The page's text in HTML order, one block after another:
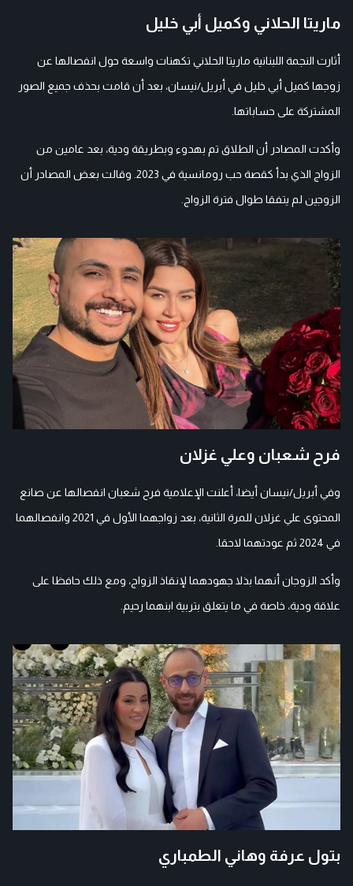
ماريتا الحلاني وكميل أبي خليل
أثارت النجمة اللبنانية ماريتا الحلاني تكهنات واسعة حول انفصالها عن
زوجها كميل أبي خليل في أبريل/نيسان، بعد أن قامت بحذف جميع الصور
المشتركة على حساباتها.
وأكدت المصادر أن الطلاق تم بهدوء وبطريقة ودية، بعد عامين من
الزواج الذي بدأ كقصة حب رومانسية في 2023. وقالت بعض المصادر أن
الزوجين لم يتفقا طوال فترة الزواج.
فرح شعبان وعلي غزلان
وفي أبريل/نيسان أيضا، أعلنت الإعلامية فرح شعبان انفصالها عن صانع
المحتوى علي غزلان للمرة الثانية، بعد زواجهما الأول في 2021 وانفصالهما
في 2024 ثم عودتهما لاحقا.
وأكد الزوجان أنهما بذلا جهودهما لإنقاذ الزواج، ومع ذلك حافظا على
علاقة ودية، خاصة في ما يتعلق بتربية ابنهما رحيم.
بتول عرفة وهاني الطمباري